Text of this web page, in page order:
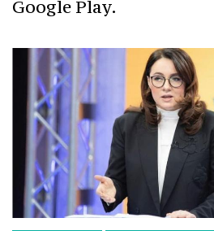
Google Play.